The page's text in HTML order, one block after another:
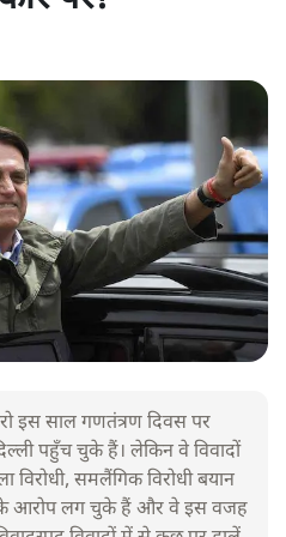
इस साल गणतंत्रण दिवस पर
पहुँच चुके हैं। लेकिन वे विवादों
समलैंगिक विरोधी बयान
के आरोप लग चुके हैं और वे इस वजह